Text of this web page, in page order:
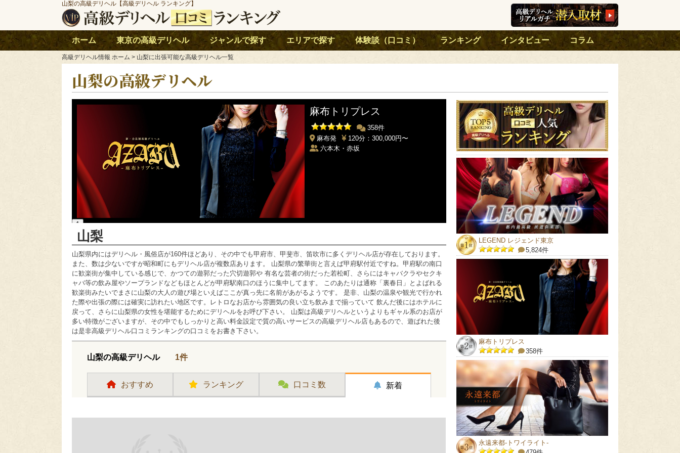
山梨の高級デリヘル【高級デリヘル ランキング】
ホーム 東京の高級デリヘル ジャンルで探す エリアで探す 体験談（口コミ） ランキング インタビュー コラム
高級デリヘル情報 ホーム > 山梨に出張可能な高級デリヘル一覧
山梨の高級デリヘル
麻布トリプレス
358件
麻布発
120分：300,000円〜
六本木・赤坂
1
山梨
山梨県内にはデリヘル・風俗店が160件ほどあり、その中でも甲府市、甲斐市、笛吹市に多くデリヘル店が存在しております。
また、数は少ないですが昭和町にもデリヘル店が複数店あります。 山梨県の繁華街と言えば甲府駅付近ですね。甲府駅の南口
に歓楽街が集中している感じで、かつての遊郭だった穴切遊郭や 有名な芸者の街だった若松町、さらにはキャバクラやセクキ
ャバ等の飲み屋やソープランドなどもほとんどが甲府駅南口のほうに集中してます。 このあたりは通称「裏春日」とよばれる
歓楽街みたいでまさに山梨の大人の遊び場といえばここが真っ先に名前があがるようです。 是非、山梨の温泉や観光で行かれ
た際や出張の際には確実に訪れたい地区です。レトロなお店から雰囲気の良い立ち飲みまで揃っていて 飲んだ後にはホテルに
戻って、さらに山梨県の女性を堪能するためにデリヘルをお呼び下さい。 山梨は高級デリヘルというよりもギャル系のお店が
多い特徴がございますが、その中でもしっかりと高い料金設定で質の高いサービスの高級デリヘル店もあるので、遊ばれた後
は是非高級デリヘル口コミランキングの口コミをお書き下さい。
山梨の高級デリヘル 1件
おすすめ ランキング 口コミ数 新着
LEGEND レジェンド東京
5,824件
麻布トリプレス
358件
永遠来都-トワイライト-